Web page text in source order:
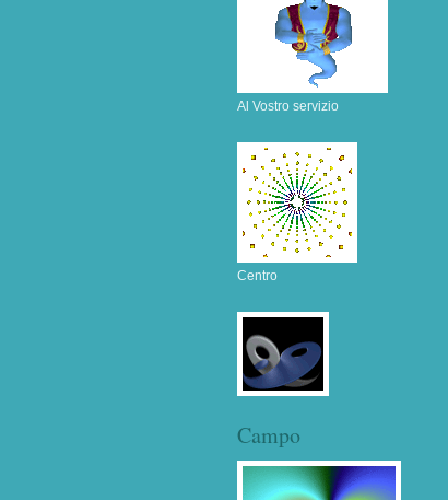
Al Vostro servizio
Centro
Campo